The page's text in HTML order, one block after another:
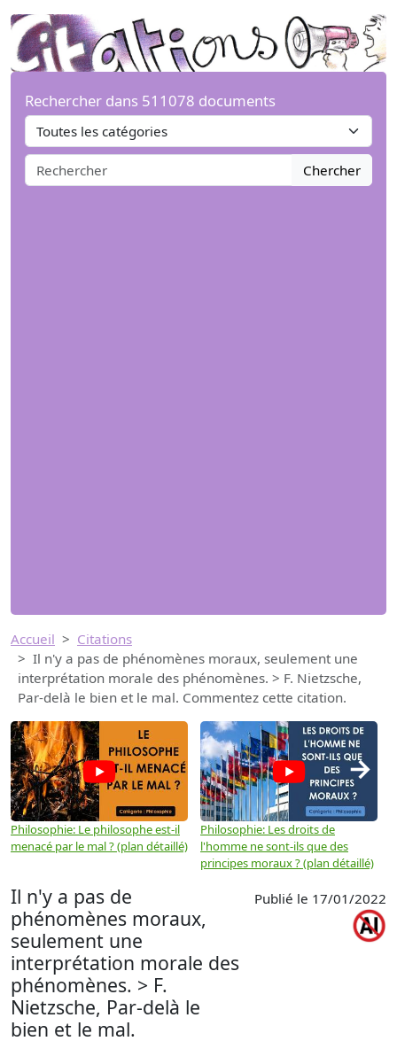
Rechercher dans 511078 documents
Chercher
Accueil
Citations
Il n'y a pas de phénomènes moraux, seulement une
interprétation morale des phénomènes. > F. Nietzsche,
Par-delà le bien et le mal. Commentez cette citation.
Philosophie: Le philosophe est-il
menacé par le mal ? (plan détaillé)
Philosophie: Les droits de
l'homme ne sont-ils que des
principes moraux ? (plan détaillé)
→
Il n'y a pas de
phénomènes moraux,
seulement une
interprétation morale des
phénomènes. > F.
Nietzsche, Par-delà le
bien et le mal.
Publié le 17/01/2022